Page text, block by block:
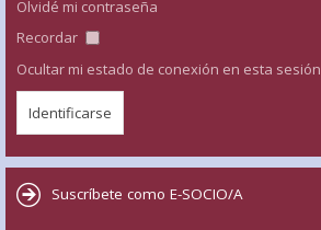
Olvidé mi contraseña
Recordar
Ocultar mi estado de conexión en esta sesión
Suscríbete como E-SOCIO/A